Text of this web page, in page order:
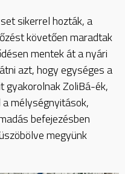
sikerrel hozták, a
követően maradtak
mentek át a nyári
azt, hogy egységes a
gyakorolnak ZoliBá-ék,
mélységnyitások,
befejezésben
megyünk